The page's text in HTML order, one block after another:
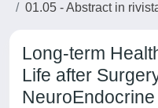
01.05 - Abstract in
Long-term
Life after